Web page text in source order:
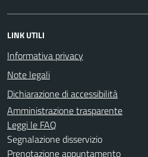
LINK UTILI
Informativa privacy
Note legali
Dichiarazione di accessibilità
Amministrazione trasparente
Leggi le FAQ
Segnalazione disservizio
Prenotazione appuntamento